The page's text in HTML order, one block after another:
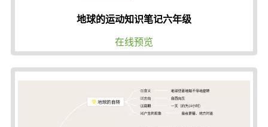
地球的运动知识笔记六年级
在线预览